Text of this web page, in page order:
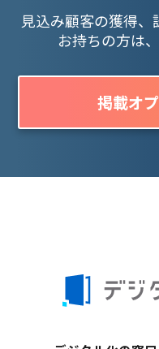
見込み顧客の獲得、
お持ちの方は
掲載オ